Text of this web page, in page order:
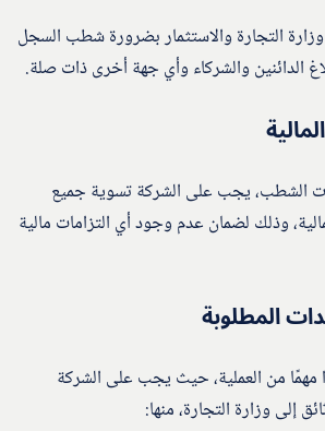
التجارة والاستثمار بضرورة شطب السجل
الدائنين والشركاء وأي جهة أخرى ذات صلة.
الشطب، يجب على الشركة تسوية جميع
وذلك لضمان عدم وجود أي التزامات مالية
المطلوبة
مهمًا من العملية، حيث يجب على الشركة
إلى وزارة التجارة، منها: